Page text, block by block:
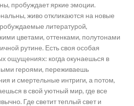
пробуждает яркие эмоции.
живо откликаются на новые
литературой,
цветами, оттенками, полутонами
рутине. Есть своя особая
ощущениях: когда окунаешься в
героями, переживаешь
и смертельные интриги, а потом,
в свой уютный мир, где все
Где светит теплый свет и